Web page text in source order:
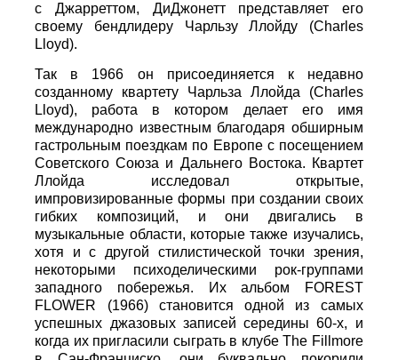
с Джарреттом, ДиДжонетт представляет его
своему бендлидеру Чарльзу Ллойду (Charles
Lloyd).
Так в 1966 он присоединяется к недавно
созданному квартету Чарльза Ллойда (Charles
Lloyd), работа в котором делает его имя
международно известным благодаря обширным
гастрольным поездкам по Европе с посещением
Советского Союза и Дальнего Востока. Квартет
Ллойда исследовал открытые,
импровизированные формы при создании своих
гибких композиций, и они двигались в
музыкальные области, которые также изучались,
хотя и с другой стилистической точки зрения,
некоторыми психоделическими рок-группами
западного побережья. Их альбом FOREST
FLOWER (1966) становится одной из самых
успешных джазовых записей середины 60-х, и
когда их пригласили сыграть в клубе The Fillmore